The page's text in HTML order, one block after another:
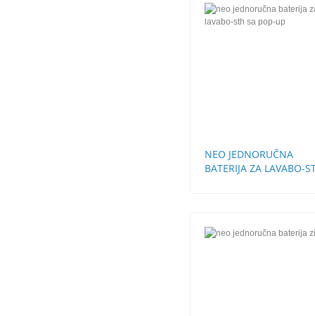
NEO JEDNORUČNA
BATERIJA ZA LAVABO-